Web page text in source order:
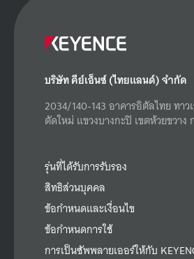
บริษัท คีย์เอ็นซ์ (ไทยแลนด์) จำกัด
2034/140-143 อาคารอิตัลไทย ทา
ตัดใหม่ แขวงบางกะปิ เขตห้วยขวาง
รุ่นที่ได้รับการรับรอง
สิทธิส่วนบุคคล
ข้อกำหนดและเงื่อนไข
ข้อกำหนดการใช้
การเป็นซัพพลายเออร์ให้กับ